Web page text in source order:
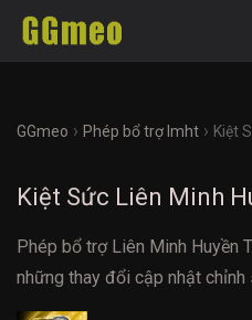
GGmeo › Phép bổ trợ lmht › Kiệt
Kiệt Sức Liên Minh
Phép bổ trợ Liên Minh Huyền
những thay đổi cập nhật chỉnh